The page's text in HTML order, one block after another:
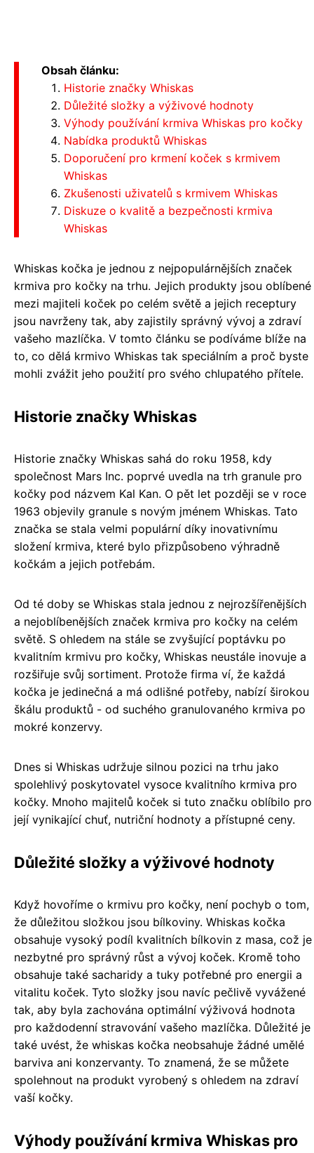
Obsah článku:
Historie značky Whiskas
Důležité složky a výživové hodnoty
Výhody používání krmiva Whiskas pro kočky
Nabídka produktů Whiskas
Doporučení pro krmení koček s krmivem
Whiskas
Zkušenosti uživatelů s krmivem Whiskas
Diskuze o kvalitě a bezpečnosti krmiva
Whiskas
Whiskas kočka je jednou z nejpopulárnějších značek
krmiva pro kočky na trhu. Jejich produkty jsou oblíbené
mezi majiteli koček po celém světě a jejich receptury
jsou navrženy tak, aby zajistily správný vývoj a zdraví
vašeho mazlíčka. V tomto článku se podíváme blíže na
to, co dělá krmivo Whiskas tak speciálním a proč byste
mohli zvážit jeho použití pro svého chlupatého přítele.
Historie značky Whiskas
Historie značky Whiskas sahá do roku 1958, kdy
společnost Mars Inc. poprvé uvedla na trh granule pro
kočky pod názvem Kal Kan. O pět let později se v roce
1963 objevily granule s novým jménem Whiskas. Tato
značka se stala velmi populární díky inovativnímu
složení krmiva, které bylo přizpůsobeno výhradně
kočkám a jejich potřebám.
Od té doby se Whiskas stala jednou z nejrozšířenějších
a nejoblíbenějších značek krmiva pro kočky na celém
světě. S ohledem na stále se zvyšující poptávku po
kvalitním krmivu pro kočky, Whiskas neustále inovuje a
rozšiřuje svůj sortiment. Protože firma ví, že každá
kočka je jedinečná a má odlišné potřeby, nabízí širokou
škálu produktů - od suchého granulovaného krmiva po
mokré konzervy.
Dnes si Whiskas udržuje silnou pozici na trhu jako
spolehlivý poskytovatel vysoce kvalitního krmiva pro
kočky. Mnoho majitelů koček si tuto značku oblíbilo pro
její vynikající chuť, nutriční hodnoty a přístupné ceny.
Důležité složky a výživové hodnoty
Když hovoříme o krmivu pro kočky, není pochyb o tom,
že důležitou složkou jsou bílkoviny. Whiskas kočka
obsahuje vysoký podíl kvalitních bílkovin z masa, což je
nezbytné pro správný růst a vývoj koček. Kromě toho
obsahuje také sacharidy a tuky potřebné pro energii a
vitalitu koček. Tyto složky jsou navíc pečlivě vyvážené
tak, aby byla zachována optimální výživová hodnota
pro každodenní stravování vašeho mazlíčka. Důležité je
také uvést, že whiskas kočka neobsahuje žádné umělé
barviva ani konzervanty. To znamená, že se můžete
spolehnout na produkt vyrobený s ohledem na zdraví
vaší kočky.
Výhody používání krmiva Whiskas pro